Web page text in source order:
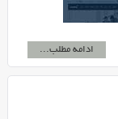
ادامه مطلب...